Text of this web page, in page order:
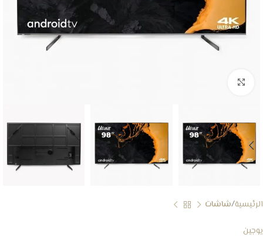
الرئيسية شاشات
يوجين